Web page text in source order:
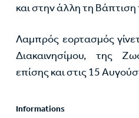
και στην άλλη τη Βάπτιση
Λαμπρός εορτασμός
Διακαινησίμου, της
επίσης και στις 15
Informations